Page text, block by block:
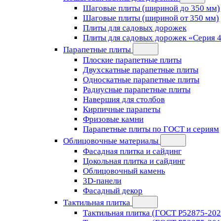
Шаговые плиты (шириной до 350 мм)
Шаговые плиты (шириной от 350 мм)
Плиты для садовых дорожек
Плиты для садовых дорожек «Серия
Парапетные плиты
Плоские парапетные плиты
Двухскатные парапетные плиты
Односкатные парапетные плиты
Радиусные парапетные плиты
Навершия для столбов
Кирпичные парапеты
Фризовые камни
Парапетные плиты по ГОСТ и сериям
Облицовочные материалы
Фасадная плитка и сайдинг
Цокольная плитка и сайдинг
Облицовочный камень
3D-панели
Фасадный декор
Тактильная плитка
Тактильная плитка (ГОСТ Р52875-